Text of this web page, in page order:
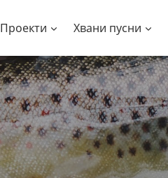
Проекти Хвани пусни